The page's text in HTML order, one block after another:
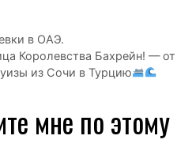
в ОАЭ.
Королевства Бахрейн! — от
из Сочи в Турцию
мне по